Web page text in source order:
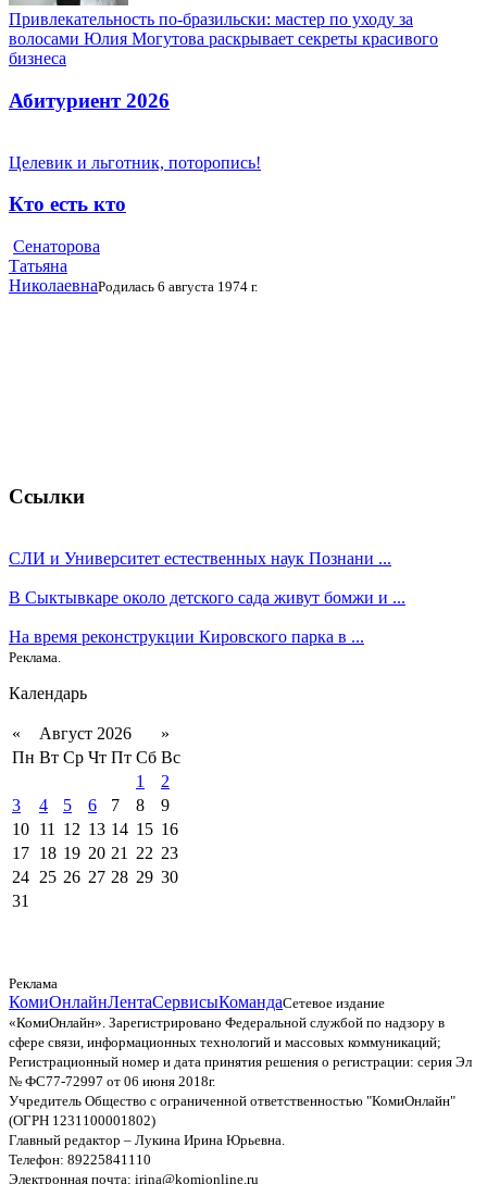
Привлекательность по-бразильски: мастер по уходу за
волосами Юлия Могутова раскрывает секреты красивого
бизнеса
Абитуриент 2026
Целевик и льготник, поторопись!
Кто есть кто
Сенаторова
Татьяна
НиколаевнаРодилась 6 августа 1974 г.
Ссылки
СЛИ и Университет естественных наук Познани ...
В Сыктывкаре около детского сада живут бомжи и ...
На время реконструкции Кировского парка в ...
Реклама.
Календарь
« Август 2026
»
Пн Вт Ср Чт Пт Сб Вс
1
2
3
4 5 6 7 8
9
10 11 12 13 14 15 16
17 18 19 20 21 22 23
24 25 26 27 28 29 30
31
Реклама
КомиОнлайнЛентаСервисыКомандаСетевое издание
«КомиОнлайн». Зарегистрировано Федеральной службой по надзору в
сфере связи, информационных технологий и массовых коммуникаций;
Регистрационный номер и дата принятия решения о регистрации: серия Эл
№ ФС77-72997 от 06 июня 2018г.
Учредитель Общество с ограниченной ответственностью "КомиОнлайн"
(ОГРН 1231100001802)
Главный редактор – Лукина Ирина Юрьевна.
Телефон: 89225841110
Электронная почта: irina@komionline.ru